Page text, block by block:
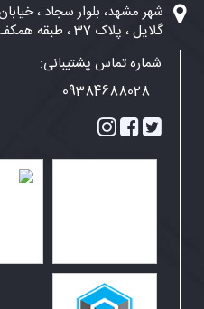
گلایل ، پلاک 37 ، طبقه همکف
شماره تماس پشتیبانی:
09384688028